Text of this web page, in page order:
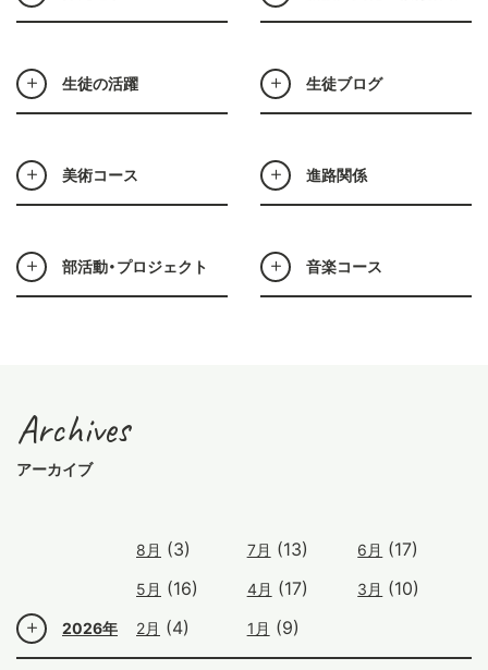
生徒の活躍 生徒ブログ
美術コース 進路関係
部活動・プロジェクト 音楽コース
Archives
アーカイブ
2026年
8月 (3) 7月 (13) 6月 (17)
5月 (16) 4月 (17) 3月 (10)
2月 (4) 1月 (9)